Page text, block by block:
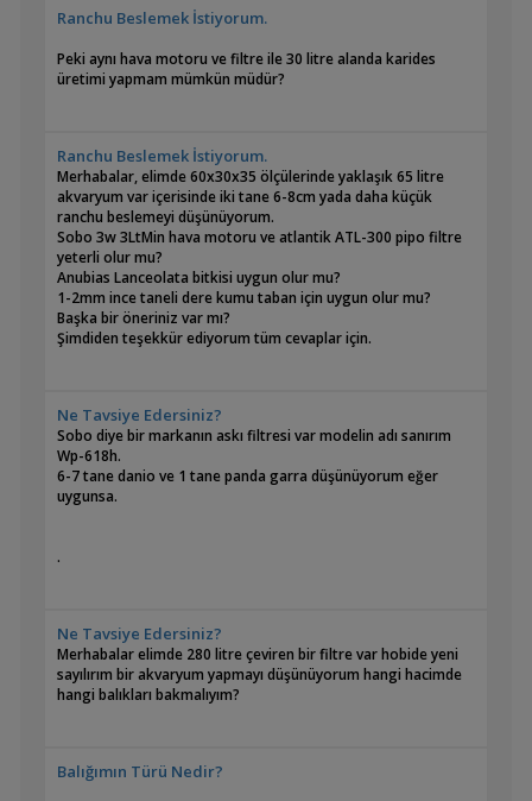
Ranchu Beslemek İstiyorum.
Peki aynı hava motoru ve filtre ile 30 litre alanda karides
üretimi yapmam mümkün müdür?
Ranchu Beslemek İstiyorum.
Merhabalar, elimde 60x30x35 ölçülerinde yaklaşık 65 litre
akvaryum var içerisinde iki tane 6-8cm yada daha küçük
ranchu beslemeyi düşünüyorum.
Sobo 3w 3LtMin hava motoru ve atlantik ATL-300 pipo filtre
yeterli olur mu?
Anubias Lanceolata bitkisi uygun olur mu?
1-2mm ince taneli dere kumu taban için uygun olur mu?
Başka bir öneriniz var mı?
Şimdiden teşekkür ediyorum tüm cevaplar için.
Ne Tavsiye Edersiniz?
Sobo diye bir markanın askı filtresi var modelin adı sanırım
Wp-618h.
6-7 tane danio ve 1 tane panda garra düşünüyorum eğer
uygunsa.
.
Ne Tavsiye Edersiniz?
Merhabalar elimde 280 litre çeviren bir filtre var hobide yeni
sayılırım bir akvaryum yapmayı düşünüyorum hangi hacimde
hangi balıkları bakmalıyım?
Balığımın Türü Nedir?